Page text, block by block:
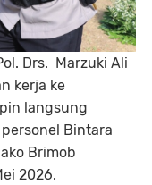
Drs. Marzuki Ali
kerja ke
langsung
Bintara
Brimob
2026.